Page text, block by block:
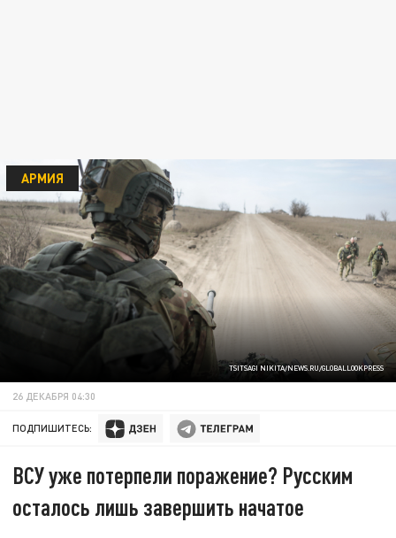
TSITSAGI NIKITA/NEWS.RU/GLOBALLOOKPRESS
АРМИЯ
26 ДЕКАБРЯ 04:30
ПОДПИШИТЕСЬ:
ВСУ уже потерпели поражение? Русским
осталось лишь завершить начатое